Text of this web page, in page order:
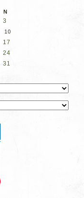
N
3
10
17
24
31